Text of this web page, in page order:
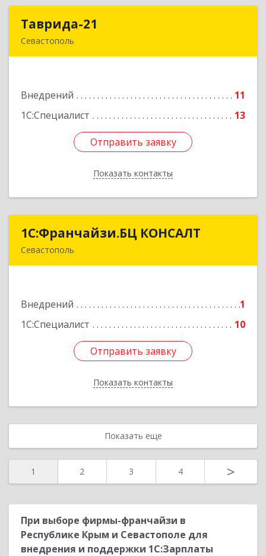
Таврида-21
Севастополь
Внедрений
11
1С:Специалист
13
Отправить заявку
Показать контакты
Подробнее
Отправить заявку
Назад
1С:Франчайзи.БЦ КОНСАЛТ
Севастополь
Внедрений
1
1С:Специалист
10
Отправить заявку
Показать контакты
1С:Франчайзи.БЦ КОНСАЛТ
Подробнее
Отправить заявку
Назад
Показать еще
1 2 3 4 >
При выборе фирмы-франчайзи в
Республике Крым и Севастополе для
внедрения и поддержки 1С:Зарплаты